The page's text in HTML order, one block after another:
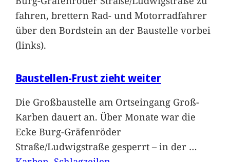
fahren, brettern Rad- und Motorradfahrer
über den Bordstein an der Baustelle vorbei
(links).
Baustellen-Frust zieht weiter
Die Großbaustelle am Ortseingang Groß-
Karben dauert an. Über Monate war die
Ecke Burg-Gräfenröder
Straße/Ludwigstraße gesperrt – in der …